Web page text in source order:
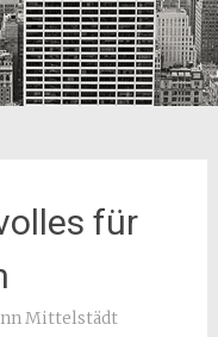
für
Mittelstädt